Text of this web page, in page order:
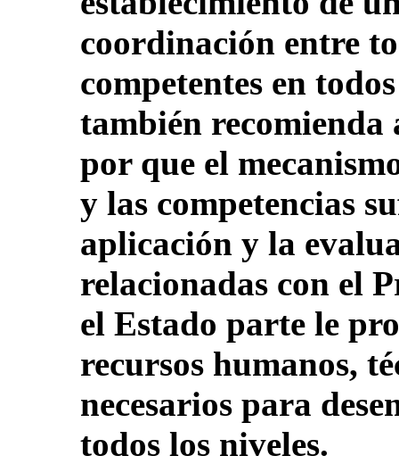
coordinación entre
competentes en
también recomienda
por que el
y las competencias
aplicación y la
relacionadas con el
el Estado parte le
recursos humanos,
necesarios para
todos los niveles.